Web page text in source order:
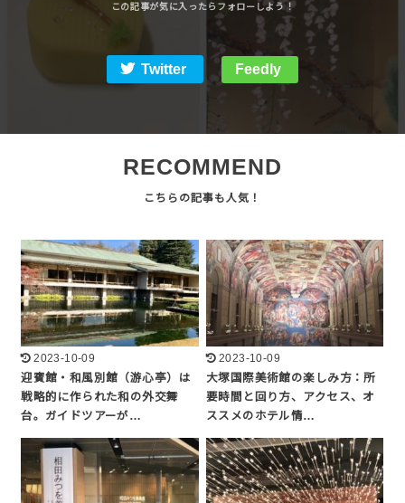
Twitter Feedly
RECOMMEND
2023-10-09
迎賓館・和風別館（游心亭）は
戦略的に作られた和の外交舞
台。ガイドツアーが…
2023-10-09
大塚国際美術館の楽しみ方：所
要時間と回り方、アクセス、オ
ススメのホテル情…